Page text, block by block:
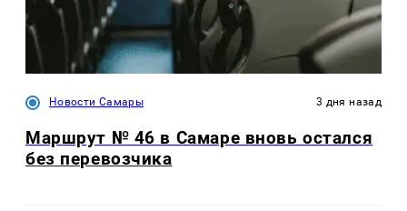
Новости Самары 3 дня назад
Маршрут № 46 в Самаре вновь остался
без перевозчика